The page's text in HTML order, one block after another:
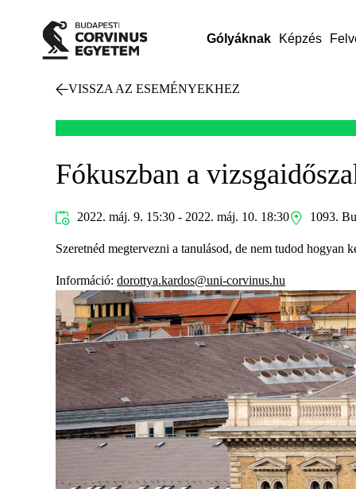
Gólyáknak Képzés
VISSZA AZ ESEMÉNYEKHEZ
Fókuszban a
2022. máj. 9. 15:30 - 2022. máj. 10. 18:30 1093.
Szeretnéd megtervezni a tanulásod, de nem tudod
Információ: dorottya.kardos@uni-corvinus.hu